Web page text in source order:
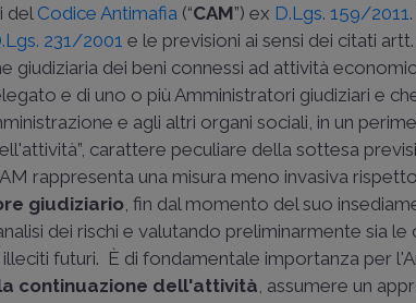
del Codice Antimafia (“CAM”) ex D.Lgs. 159/2011
231/2001 e le previsioni ai sensi dei citati
giudiziaria dei beni connessi ad attività
e di uno o più Amministratori giudiziari e
e agli altri organi sociali, in un
carattere peculiare della sottesa
rappresenta una misura meno invasiva
giudiziario, fin dal momento del suo
dei rischi e valutando preliminarmente sia
futuri. È di fondamentale importanza per
continuazione dell'attività, assumere un